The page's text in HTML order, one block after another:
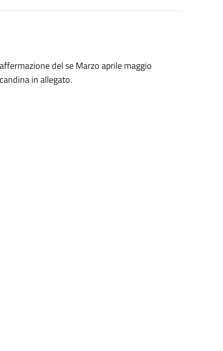
del se Marzo aprile maggio
in allegato.